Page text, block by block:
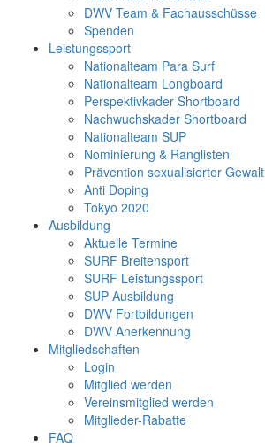
DWV Team & Fachausschüsse
Spenden
Leistungssport
Nationalteam Para Surf
Nationalteam Longboard
Perspektivkader Shortboard
Nachwuchskader Shortboard
Nationalteam SUP
Nominierung & Ranglisten
Prävention sexualisierter Gewalt
Anti Doping
Tokyo 2020
Ausbildung
Aktuelle Termine
SURF Breitensport
SURF Leistungssport
SUP Ausbildung
DWV Fortbildungen
DWV Anerkennung
Mitgliedschaften
Login
Mitglied werden
Vereinsmitglied werden
Mitglieder-Rabatte
FAQ